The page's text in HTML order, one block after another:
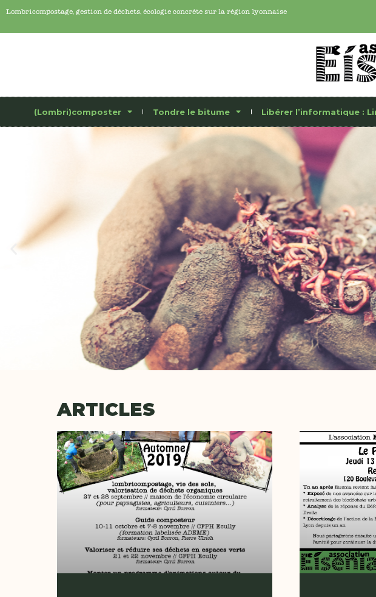
Lombricompostage, gestion de déchets, écologie concrête sur la région lyonnaise
(Lombri)composter Tondre le bitume Libérer l’informatique :
ARTICLES